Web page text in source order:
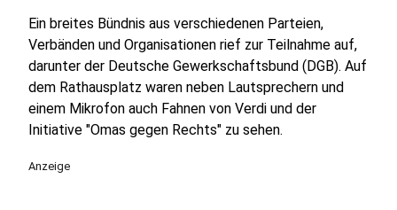
Ein breites Bündnis aus verschiedenen Parteien,
Verbänden und Organisationen rief zur Teilnahme auf,
darunter der Deutsche Gewerkschaftsbund (DGB). Auf
dem Rathausplatz waren neben Lautsprechern und
einem Mikrofon auch Fahnen von Verdi und der
Initiative "Omas gegen Rechts" zu sehen.
Anzeige